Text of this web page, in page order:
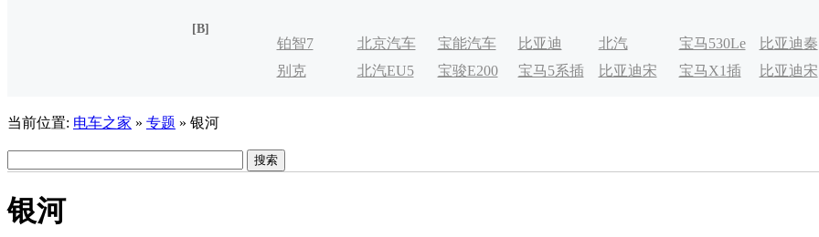
[B]
铂智7 北京汽车
制造厂
宝能汽车 比亚迪 北汽
EV200
宝马530Le 比亚迪秦
EV
别克 北汽EU5 宝骏E200 宝马5系插 比亚迪宋 宝马X1插 比亚迪宋
当前位置: 电车之家 » 专题 » 银河
银河